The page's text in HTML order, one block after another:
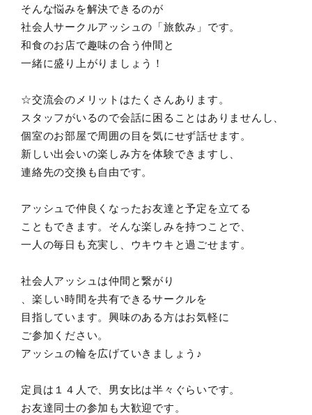
そんな悩みを解決できるのが
社会人サークルアッシュの「旅飲み」です。
和食のお店で趣味の合う仲間と
一緒に盛り上がりましょう！
☆交流会のメリットはたくさんあります。
スタッフがいるので会話に困ることはありませんし、
個室のお部屋で周囲の目を気にせず話せます。
新しい出会いの楽しみ方を体験できますし、
連絡先の交換も自由です。
アッシュで仲良くなったお友達と予定を立てる
こともできます。そんな楽しみを持つことで、
一人の毎日も充実し、ウキウキと過ごせます。
社会人アッシュは仲間と繋がり
、楽しい時間を共有できるサークルを
目指しています。興味のある方はお気軽に
ご参加ください。
アッシュの輪を広げていきましょう♪
定員は１４人で、男女比は半々ぐらいです。
お友達同士の参加も大歓迎です。